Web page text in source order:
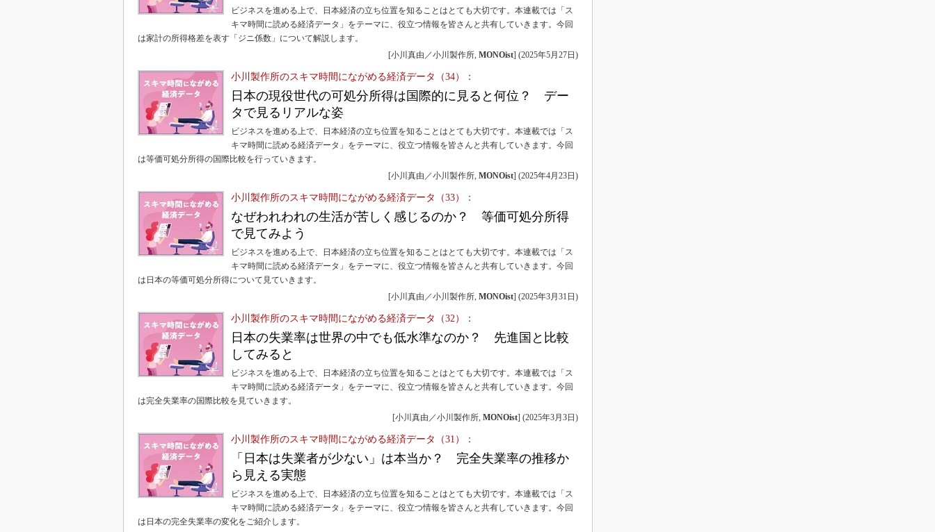
ビジネスを進める上で、日本経済の立ち位置を知ることはとても大切です。本連載では「ス
キマ時間に読める経済データ」をテーマに、役立つ情報を皆さんと共有していきます。今回
は家計の所得格差を表す「ジニ係数」について解説します。
[小川真由／小川製作所, MONOist] (2025年5月27日 )
小川製作所のスキマ時間にながめる経済データ（34）：
日本の現役世代の可処分所得は国際的に見ると何位？ デー
タで見るリアルな姿
ビジネスを進める上で、日本経済の立ち位置を知ることはとても大切です。本連載では「ス
キマ時間に読める経済データ」をテーマに、役立つ情報を皆さんと共有していきます。今回
は等価可処分所得の国際比較を行っていきます。
[小川真由／小川製作所, MONOist] (2025年4月23日 )
小川製作所のスキマ時間にながめる経済データ（33）：
なぜわれわれの生活が苦しく感じるのか？ 等価可処分所得
で見てみよう
ビジネスを進める上で、日本経済の立ち位置を知ることはとても大切です。本連載では「ス
キマ時間に読める経済データ」をテーマに、役立つ情報を皆さんと共有していきます。今回
は日本の等価可処分所得について見ていきます。
[小川真由／小川製作所, MONOist] (2025年3月31日 )
小川製作所のスキマ時間にながめる経済データ（32）：
日本の失業率は世界の中でも低水準なのか？ 先進国と比較
してみると
ビジネスを進める上で、日本経済の立ち位置を知ることはとても大切です。本連載では「ス
キマ時間に読める経済データ」をテーマに、役立つ情報を皆さんと共有していきます。今回
は完全失業率の国際比較を見ていきます。
[小川真由／小川製作所, MONOist] (2025年3月3日 )
小川製作所のスキマ時間にながめる経済データ（31）：
「日本は失業者が少ない」は本当か？ 完全失業率の推移か
ら見える実態
ビジネスを進める上で、日本経済の立ち位置を知ることはとても大切です。本連載では「ス
キマ時間に読める経済データ」をテーマに、役立つ情報を皆さんと共有していきます。今回
は日本の完全失業率の変化をご紹介します。